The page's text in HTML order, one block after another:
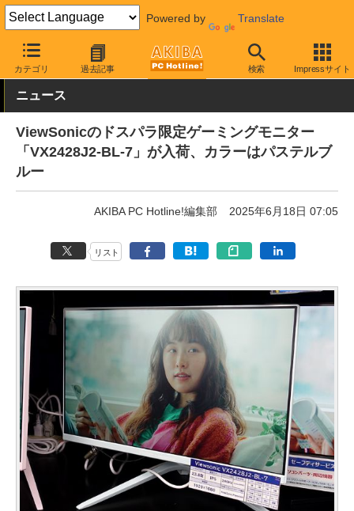
Powered by Translate
カテゴリ 過去記事 検索 Impressサイト
AKIBA PC Hotline! PC周辺機器 液晶ディスプレイ・モニター
ニュース
ViewSonicのドスパラ限定ゲーミングモニター
「VX2428J2-BL-7」が入荷、カラーはパステルブ
ルー
AKIBA PC Hotline!編集部 2025年6月18日 07:05
リスト